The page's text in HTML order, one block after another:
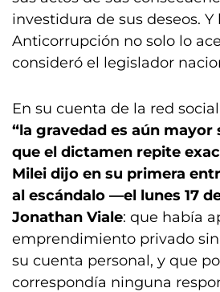
investidura de sus deseos. Y
Anticorrupción no solo lo
consideró el legislador
En su cuenta de la red
“la gravedad es aún mayor
que el dictamen repite
Milei dijo en su primera
al escándalo —el lunes 17
Jonathan Viale: que había
emprendimiento privado
su cuenta personal, y que
correspondía ninguna